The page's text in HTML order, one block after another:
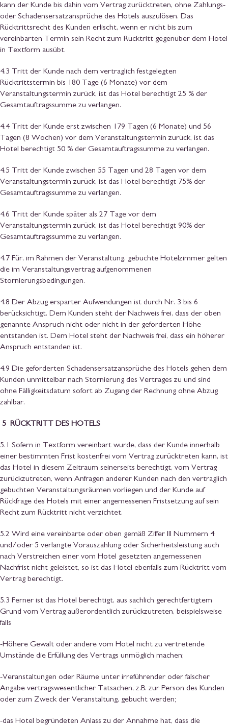
kann der Kunde bis dahin vom Vertrag zurücktreten, ohne Zahlungs-
oder Schadensersatzansprüche des Hotels auszulösen. Das
Rücktrittsrecht des Kunden erlischt, wenn er nicht bis zum
vereinbarten Termin sein Recht zum Rücktritt gegenüber dem Hotel
in Textform ausübt.
4.3 Tritt der Kunde nach dem vertraglich festgelegten
Rücktrittstermin bis 180 Tage (6 Monate) vor dem
Veranstaltungstermin zurück, ist das Hotel berechtigt 25 % der
Gesamtauftragssumme zu verlangen.
4.4 Tritt der Kunde erst zwischen 179 Tagen (6 Monate) und 56
Tagen (8 Wochen) vor dem Veranstaltungstermin zurück, ist das
Hotel berechtigt 50 % der Gesamtauftragssumme zu verlangen.
4.5 Tritt der Kunde zwischen 55 Tagen und 28 Tagen vor dem
Veranstaltungstermin zurück, ist das Hotel berechtigt 75% der
Gesamtauftragssumme zu verlangen.
4.6 Tritt der Kunde später als 27 Tage vor dem
Veranstaltungstermin zurück, ist das Hotel berechtigt 90% der
Gesamtauftragssumme zu verlangen.
4.7 Für, im Rahmen der Veranstaltung, gebuchte Hotelzimmer gelten
die im Veranstaltungsvertrag aufgenommenen
Stornierungsbedingungen.
4.8 Der Abzug ersparter Aufwendungen ist durch Nr. 3 bis 6
berücksichtigt. Dem Kunden steht der Nachweis frei, dass der oben
genannte Anspruch nicht oder nicht in der geforderten Höhe
entstanden ist. Dem Hotel steht der Nachweis frei, dass ein höherer
Anspruch entstanden ist.
4.9 Die geforderten Schadensersatzansprüche des Hotels gehen dem
Kunden unmittelbar nach Stornierung des Vertrages zu und sind
ohne Fälligkeitsdatum sofort ab Zugang der Rechnung ohne Abzug
zahlbar.
5 RÜCKTRITT DES HOTELS
5.1 Sofern in Textform vereinbart wurde, dass der Kunde innerhalb
einer bestimmten Frist kostenfrei vom Vertrag zurücktreten kann, ist
das Hotel in diesem Zeitraum seinerseits berechtigt, vom Vertrag
zurückzutreten, wenn Anfragen anderer Kunden nach den vertraglich
gebuchten Veranstaltungsräumen vorliegen und der Kunde auf
Rückfrage des Hotels mit einer angemessenen Fristsetzung auf sein
Recht zum Rücktritt nicht verzichtet.
5.2 Wird eine vereinbarte oder oben gemäß Ziffer III Nummern 4
und/oder 5 verlangte Vorauszahlung oder Sicherheitsleistung auch
nach Verstreichen einer vom Hotel gesetzten angemessenen
Nachfrist nicht geleistet, so ist das Hotel ebenfalls zum Rücktritt vom
Vertrag berechtigt.
5.3 Ferner ist das Hotel berechtigt, aus sachlich gerechtfertigtem
Grund vom Vertrag außerordentlich zurückzutreten, beispielsweise
falls
-Höhere Gewalt oder andere vom Hotel nicht zu vertretende
Umstände die Erfüllung des Vertrags unmöglich machen;
-Veranstaltungen oder Räume unter irreführender oder falscher
Angabe vertragswesentlicher Tatsachen, z.B. zur Person des Kunden
oder zum Zweck der Veranstaltung, gebucht werden;
-das Hotel begründeten Anlass zu der Annahme hat, dass die